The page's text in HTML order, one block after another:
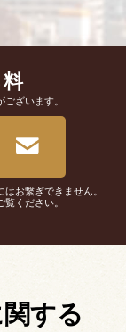
ざいます。
お繋ぎできません。
覧ください。
する